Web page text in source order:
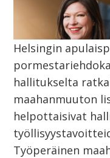
Helsingin
hallitukselta
maahanmuuton
helpottaisivat
Työperäinen